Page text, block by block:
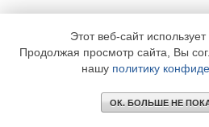
оборудования. Если расчётный
оборудования превышает срок
его смысла не имеет.
Попутно отметим, что проблема
Этот веб-сайт
Продолжая просмотр сайта, Вы
нашу политику
ОК. БОЛЬШЕ НЕ